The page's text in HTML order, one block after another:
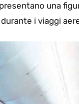
una
i viaggi